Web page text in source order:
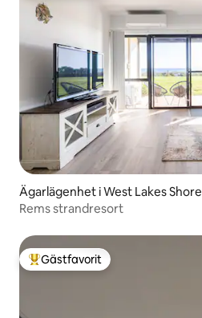
Ägarlägenhet i West Lakes Shore
Rems strandresort
Populär gästfavorit
Gästfavorit